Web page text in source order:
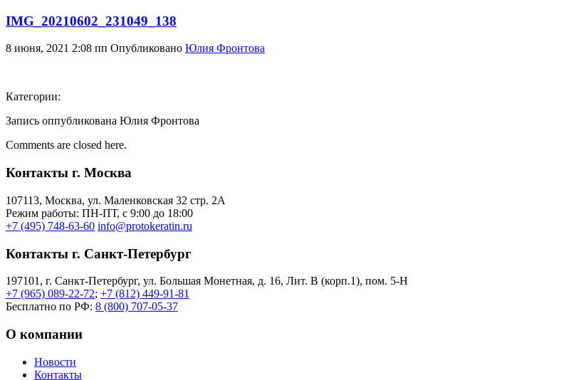
IMG_20210602_231049_138
8 июня, 2021 2:08 пп Опубликовано Юлия Фронтова
Категории:
Запись оппубликована Юлия Фронтова
Comments are closed here.
Контакты г. Москва
107113, Moсква, ул. Маленковская 32 стр. 2А
Режим работы: ПН-ПТ, с 9:00 до 18:00
+7 (495) 748-63-60 info@protokeratin.ru
Контакты г. Санкт-Петербург
197101, г. Санкт-Петербург, ул. Большая Монетная, д. 16, Лит. В (корп.1), пом. 5-Н
+7 (965) 089-22-72; +7 (812) 449-91-81
Бесплатно по РФ: 8 (800) 707-05-37
О компании
Новости
Контакты